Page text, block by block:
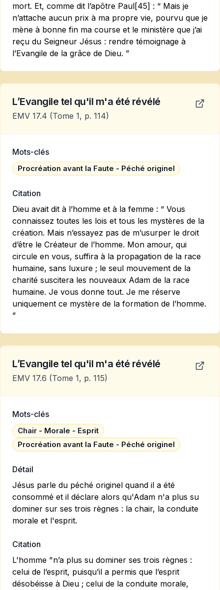
mort. Et, comme dit l’apôtre Paul[45] : “ Mais je
n’attache aucun prix à ma propre vie, pourvu que je
mène à bonne fin ma course et le ministère que j’ai
reçu du Seigneur Jésus : rendre témoignage à
l’Evangile de la grâce de Dieu. ”
L’Evangile tel qu'il m'a été révélé
EMV 17.4 (Tome 1, p. 114)
Mots-clés
Procréation avant la Faute - Péché originel
Citation
Dieu avait dit à l’homme et à la femme : “ Vous
connaissez toutes les lois et tous les mystères de la
création. Mais n’essayez pas de m’usurper le droit
d’être le Créateur de l’homme. Mon amour, qui
circule en vous, suffira à la propagation de la race
humaine, sans luxure ; le seul mouvement de la
charité suscitera les nouveaux Adam de la race
humaine. Je vous donne tout. Je me réserve
uniquement ce mystère de la formation de l’homme.
”
L’Evangile tel qu'il m'a été révélé
EMV 17.6 (Tome 1, p. 115)
Mots-clés
Chair - Morale - Esprit
Procréation avant la Faute - Péché originel
Détail
Jésus parle du péché originel quand il a été
consommé et il déclare alors qu'Adam n'a plus su
dominer sur ses trois règnes : la chair, la conduite
morale et l'esprit.
Citation
L'homme "n’a plus su dominer ses trois règnes :
celui de l’esprit, puisqu’il a permis que l’esprit
désobéisse à Dieu ; celui de la conduite morale,